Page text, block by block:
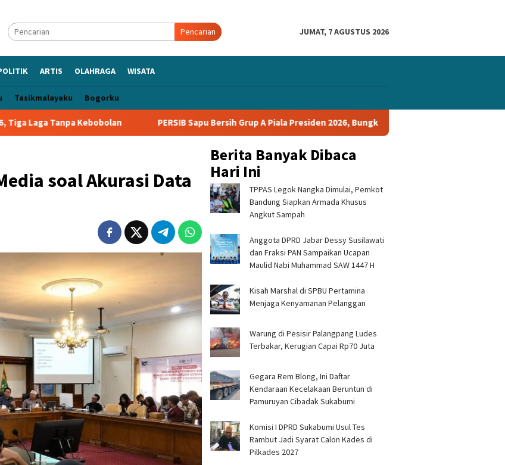
Pencarian JUMAT, 7 AGUSTUS 2026
ARTIS OLAHRAGA WISATA
Tasikmalayaku Bogorku
Kebobolan PERSIB Sapu Bersih Grup A Piala Presiden 2026, Bungkam Tampines Rovers 1-0 dan Lolos ke Semifinal
soal Akurasi Data
Berita Banyak Dibaca
Hari Ini
TPPAS Legok Nangka Dimulai, Pemkot
Bandung Siapkan Armada Khusus
Angkut Sampah
Anggota DPRD Jabar Dessy Susilawati
dan Fraksi PAN Sampaikan Ucapan
Maulid Nabi Muhammad SAW 1447 H
Kisah Marshal di SPBU Pertamina
Menjaga Kenyamanan Pelanggan
Warung di Pesisir Palangpang Ludes
Terbakar, Kerugian Capai Rp70 Juta
Gegara Rem Blong, Ini Daftar
Kendaraan Kecelakaan Beruntun di
Pamuruyan Cibadak Sukabumi
Komisi I DPRD Sukabumi Usul Tes
Rambut Jadi Syarat Calon Kades di
Pilkades 2027